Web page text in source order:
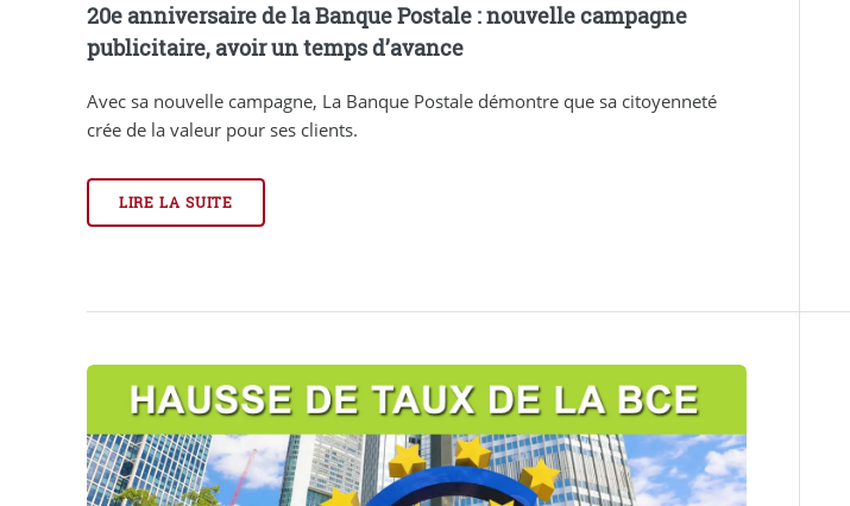
20e anniversaire de la Banque Postale : nouvelle campagne
publicitaire, avoir un temps d’avance
Avec sa nouvelle campagne, La Banque Postale démontre que sa citoyenneté
crée de la valeur pour ses clients.
LIRE LA SUITE